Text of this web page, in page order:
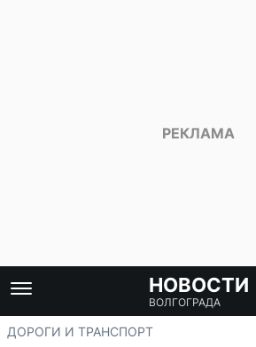
НОВОСТИ
ВОЛГОГРАДА
ДОРОГИ И ТРАНСПОРТ